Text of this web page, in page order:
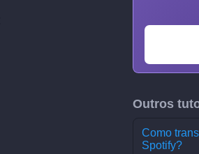
Outros
Como
Spotify?